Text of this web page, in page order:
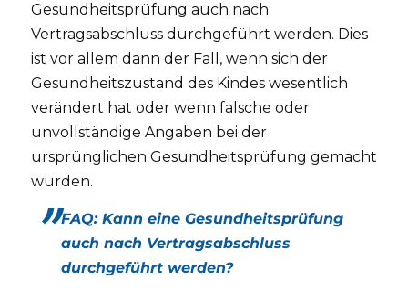
Gesundheitsprüfung auch nach
Vertragsabschluss durchgeführt werden. Dies
ist vor allem dann der Fall, wenn sich der
Gesundheitszustand des Kindes wesentlich
verändert hat oder wenn falsche oder
unvollständige Angaben bei der
ursprünglichen Gesundheitsprüfung gemacht
wurden.
FAQ: Kann eine Gesundheitsprüfung
auch nach Vertragsabschluss
durchgeführt werden?